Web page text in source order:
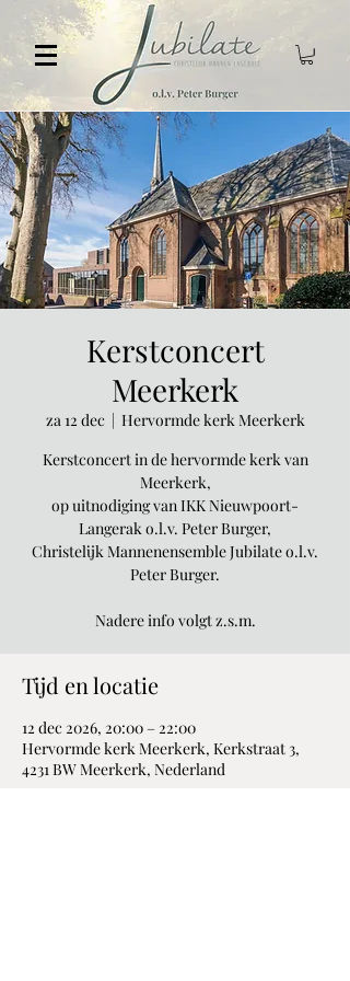
Kerstconcert
Meerkerk
za 12 dec
  |
Hervormde kerk Meerkerk
Kerstconcert in de hervormde kerk van
Meerkerk,
op uitnodiging van IKK Nieuwpoort-
Langerak o.l.v. Peter Burger,
Christelijk Mannenensemble Jubilate o.l.v.
Peter Burger.
Nadere info volgt z.s.m.
Tijd en locatie
12 dec 2026, 20:00 – 22:00
Hervormde kerk Meerkerk, Kerkstraat 3,
4231 BW Meerkerk, Nederland